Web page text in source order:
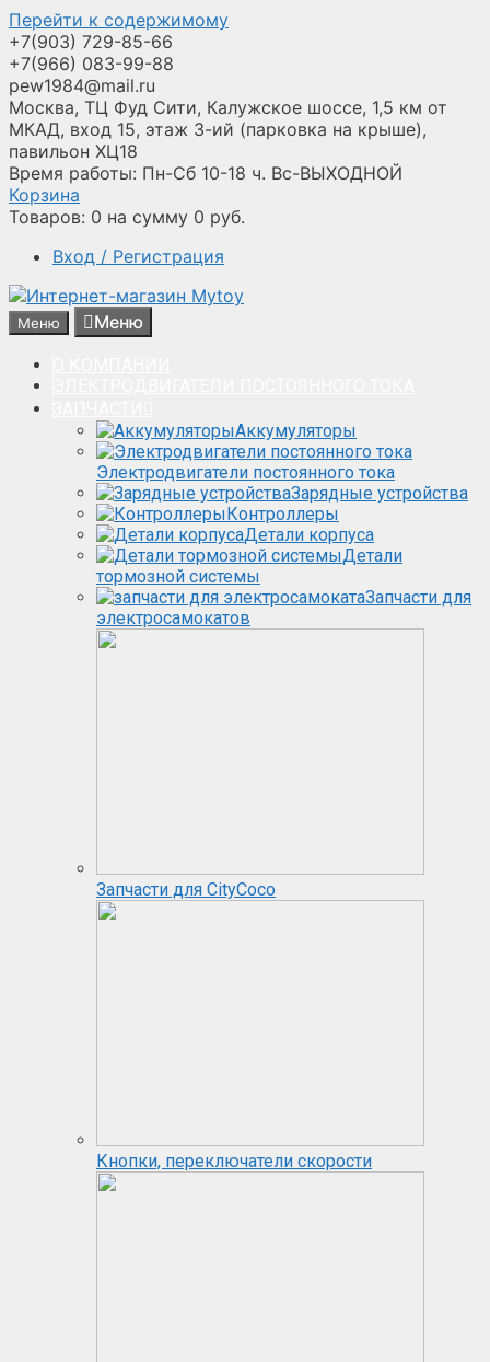
Перейти к содержимому
+7(903) 729-85-66
+7(966) 083-99-88
pew1984@mail.ru
Москва, ТЦ Фуд Сити, Калужское шоссе, 1,5 км от
МКАД, вход 15, этаж 3-ий (парковка на крыше),
павильон ХЦ18
Время работы: Пн-Сб 10-18 ч. Вс-ВЫХОДНОЙ
Корзина
Товаров: 0 на сумму 0 руб.
Вход / Регистрация
Меню Меню
Аккумуляторы
Электродвигатели постоянного тока
Зарядные устройства
Контроллеры
Детали корпуса
Детали
тормозной системы
Запчасти для
электросамокатов
Запчасти для CityCoco
Кнопки, переключатели скорости